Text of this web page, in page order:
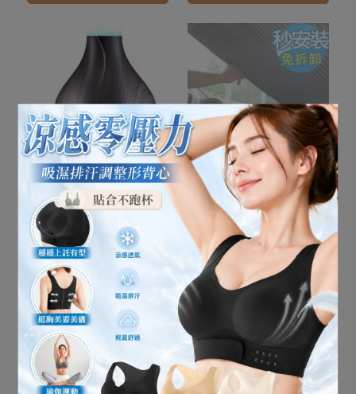
S-100居家商用精油夜燈水
氧機 擴香(外盒微盒損NG
新品)
NT$999 NT$5,980
加入購物車
後檔-第三代升級真空大吸
盤汽車自動伸縮防曬隔熱
遮陽簾 (遮陽檔 前檔 窗簾
後檔)-福利品
NT$299